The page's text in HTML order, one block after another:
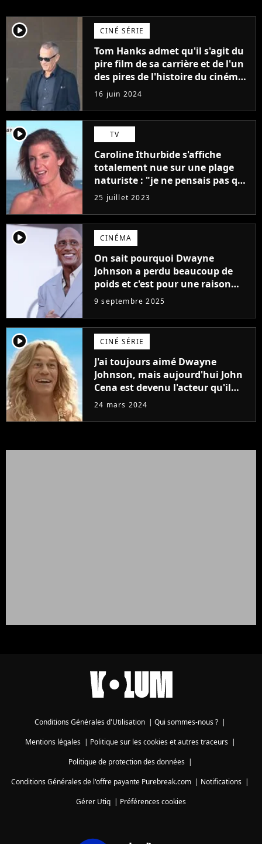
player2 CINÉ SÉRIE
Tom Hanks admet qu'il s'agit du
pire film de sa carrière et de l'un
des pires de l'histoire du cinéma :
"L'un des films les plus
médiocres jamais réalisés"
16 juin 2024
player2 TV
Caroline Ithurbide s'affiche
totalement nue sur une plage
naturiste : "je ne pensais pas que
j'arriverais à le faire..."
25 juillet 2023
player2 CINÉMA
On sait pourquoi Dwayne
Johnson a perdu beaucoup de
poids et c'est pour une raison
importante
9 septembre 2025
player2 CINÉ SÉRIE
J'ai toujours aimé Dwayne
Johnson, mais aujourd'hui John
Cena est devenu l'acteur qu'il
rêvait d'être (et Ricky Stanicky le
24 mars 2024
Conditions Générales d'Utilisation | Qui sommes-nous ? |
Mentions légales| Politique sur les cookies et autres traceurs|
Politique de protection des données|
Conditions Générales de l'offre payante Purebreak.com | Notifications |
Gérer Utiq | Préférences cookies